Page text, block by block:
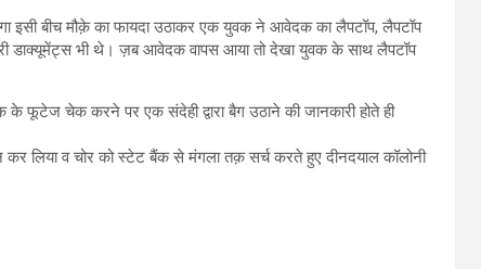
इसी बीच मौक़े का फायदा उठाकर एक युवक ने आवेदक का लैपटॉप, लैपटॉप
डाक्यूमेंट्स भी थे। ज़ब आवेदक वापस आया तो देखा युवक के साथ लैपटॉप
के फूटेज चेक करने पर एक संदेही द्वारा बैग उठाने की जानकारी होते ही
लिया व चोर को स्टेट बैंक से मंगला तक़ सर्च करते हुए दीनदयाल कॉलोनी